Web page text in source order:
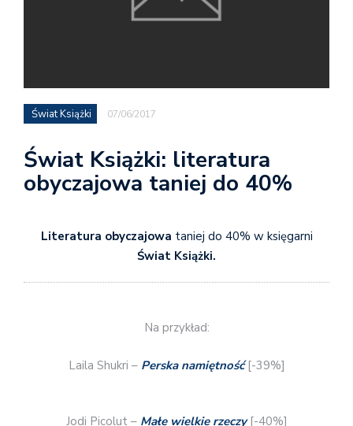
Świat Książki 07/06/2017
Świat Książki: literatura
obyczajowa taniej do 40%
Literatura obyczajowa taniej do 40% w księgarni
Świat Książki.
Na przykład:
Laila Shukri – Perska namiętność[-39%]
Jodi Picolut – Małe wielkie rzeczy[-40%]